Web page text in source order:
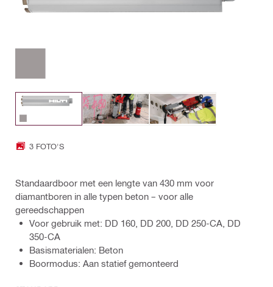
3 FOTO'S
Standaardboor met een lengte van 430 mm voor
diamantboren in alle typen beton – voor alle
gereedschappen
Voor gebruik met: DD 160, DD 200, DD 250-CA, DD
350-CA
Basismaterialen: Beton
Boormodus: Aan statief gemonteerd